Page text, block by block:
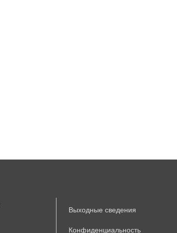
Выходные сведения
Конфиденциальность